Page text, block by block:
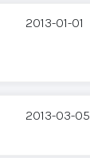
2013-01-01
2013-03-05